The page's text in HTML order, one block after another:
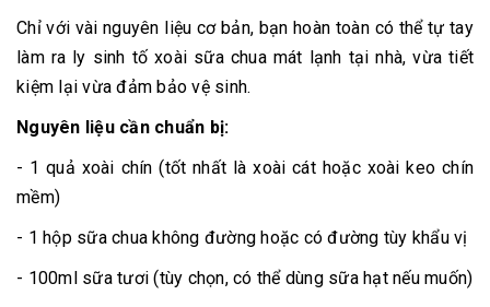
Chỉ với vài nguyên liệu cơ bản, bạn hoàn toàn có thể tự tay
làm ra ly sinh tố xoài sữa chua mát lạnh tại nhà, vừa tiết
kiệm lại vừa đảm bảo vệ sinh.
Nguyên liệu cần chuẩn bị:
- 1 quả xoài chín (tốt nhất là xoài cát hoặc xoài keo chín
mềm)
- 1 hộp sữa chua không đường hoặc có đường tùy khẩu vị
- 100ml sữa tươi (tùy chọn, có thể dùng sữa hạt nếu muốn)